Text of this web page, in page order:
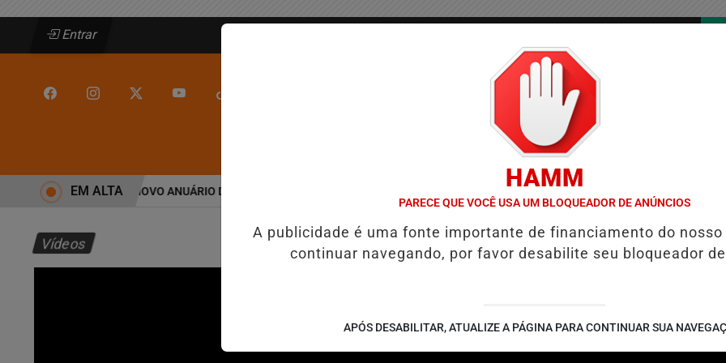
Entrar
/ PUBLICIDADES LEGAIS
6ª POSIÇÃO EM NOVO ANUÁRIO DA SEGURANÇA PÚBLICA ALINE BARROS É CONFIRMADA NO DIA DO EVANGÉLICO EM JEQUIÉ E
EM ALTA
Vídeos
HAMM
PARECE QUE VOCÊ USA UM BLOQUEADOR DE ANÚNCIOS
A publicidade é uma fonte importante de financiamento do nosso
continuar navegando, por favor desabilite seu bloqueador
APÓS DESABILITAR, ATUALIZE A PÁGINA PARA CONTINUAR SUA